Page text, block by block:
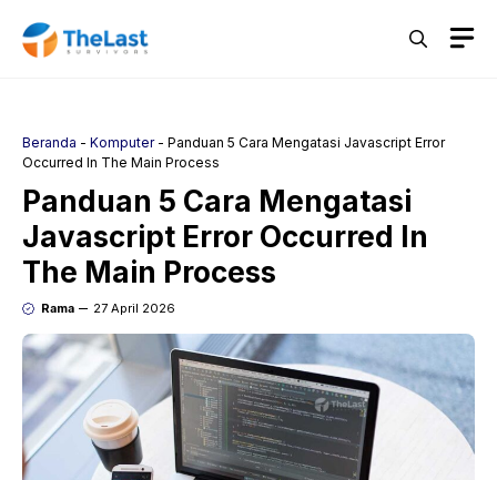
Beranda - Komputer- Panduan 5 Cara Mengatasi Javascript Error
Occurred In The Main Process
Panduan 5 Cara Mengatasi
Javascript Error Occurred In
The Main Process
Rama 27 April 2026